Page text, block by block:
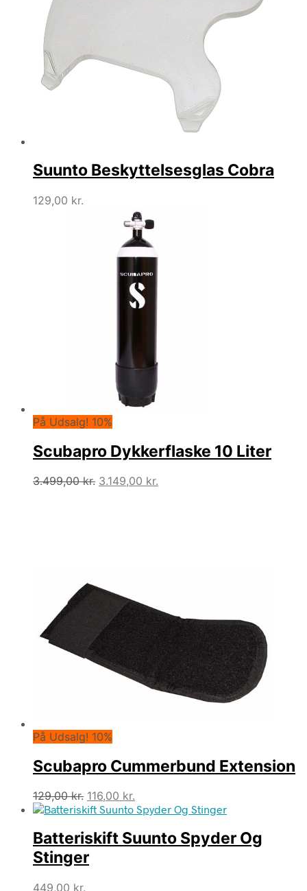
Suunto Beskyttelsesglas Cobra
129,00 kr.
På Udsalg! 10%
Scubapro Dykkerflaske 10 Liter
3.499,00kr. Den
3.149,00 kr.
På Udsalg! 10%
Scubapro Cummerbund Extension
129,00kr. Den
oprindelige
var:
129,00 kr..
116,00 kr.
aktuelle
er:
116,00 kr..
Batteriskift Suunto Spyder Og
Stinger
449,00 kr.